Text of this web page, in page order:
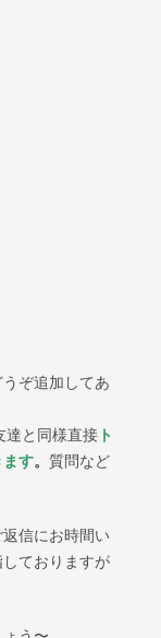
ぞ追加してあ
達と同様直接 ト
ます。 質問など
信にお時間い
ておりますが